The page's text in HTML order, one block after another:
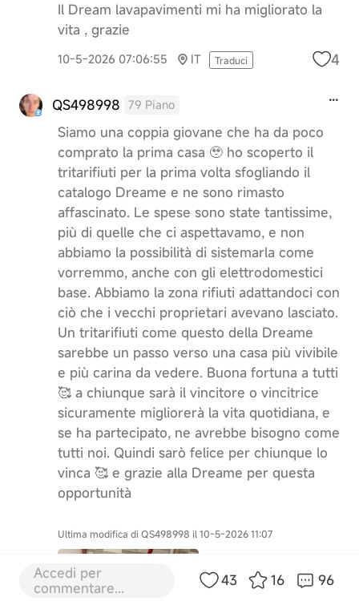
Il Dream lavapavimenti mi ha migliorato la
vita , grazie
10-5-2026 07:06:55 IT Traduci 4
QS498998 79 Piano
Siamo una coppia giovane che ha da poco
comprato la prima casa 🥹 ho scoperto il
tritarifiuti per la prima volta sfogliando il
catalogo Dreame e ne sono rimasto
affascinato. Le spese sono state tantissime,
più di quelle che ci aspettavamo, e non
abbiamo la possibilità di sistemarla come
vorremmo, anche con gli elettrodomestici
base. Abbiamo la zona rifiuti adattandoci con
ciò che i vecchi proprietari avevano lasciato.
Un tritarifiuti come questo della Dreame
sarebbe un passo verso una casa più vivibile
e più carina da vedere. Buona fortuna a tutti
🥰 a chiunque sarà il vincitore o vincitrice
sicuramente migliorerà la vita quotidiana, e
se ha partecipato, ne avrebbe bisogno come
tutti noi. Quindi sarò felice per chiunque lo
vinca 🥰 e grazie alla Dreame per questa
opportunità
Ultima modifica di QS498998 il 10-5-2026 11:07
Accedi per
commentare...
43 16 96